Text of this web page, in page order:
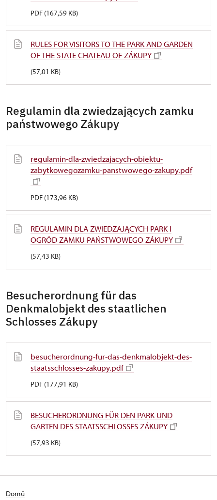
PDF (167,59 KB)
RULES FOR VISITORS TO THE PARK AND GARDEN
OF THE STATE CHATEAU OF ZÁKUPY
(57,01 KB)
Regulamin dla zwiedzających zamku
państwowego Zákupy
regulamin-dla-zwiedzajacych-obiektu-
zabytkowegozamku-panstwowego-zakupy.pdf
PDF (173,96 KB)
REGULAMIN DLA ZWIEDZAJĄCYCH PARK I
OGRÓD ZAMKU PAŃSTWOWEGO ZÁKUPY
(57,43 KB)
Besucherordnung für das
Denkmalobjekt des staatlichen
Schlosses Zákupy
besucherordnung-fur-das-denkmalobjekt-des-
staatsschlosses-zakupy.pdf
PDF (177,91 KB)
BESUCHERORDNUNG FÜR DEN PARK UND
GARTEN DES STAATSSCHLOSSES ZÁKUPY
(57,93 KB)
Domů